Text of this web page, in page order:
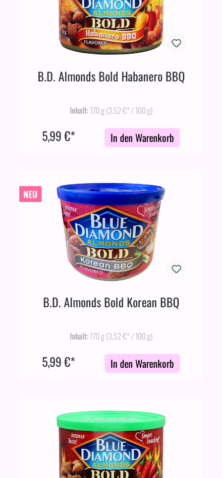
B.D. Almonds Bold Habanero BBQ
Inhalt: 170 g(3,52 €* / 100 g)
5,99 €* In den Warenkorb
NEU
B.D. Almonds Bold Korean BBQ
Inhalt: 170 g(3,52 €* / 100 g)
5,99 €* In den Warenkorb